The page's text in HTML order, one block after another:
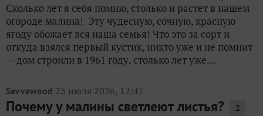
Сколько лет я себя помню, столько и растет в нашем
огороде малина! Эту чудесную, сочную, красную
ягоду обожает вся наша семья! Что это за сорт и
откуда взялся первый кустик, никто уже и не помнит
— дом строили в 1961 году, столько лет уже...
Savvawood 23 июля 2026, 12:47
Почему у малины светлеют листья? 2